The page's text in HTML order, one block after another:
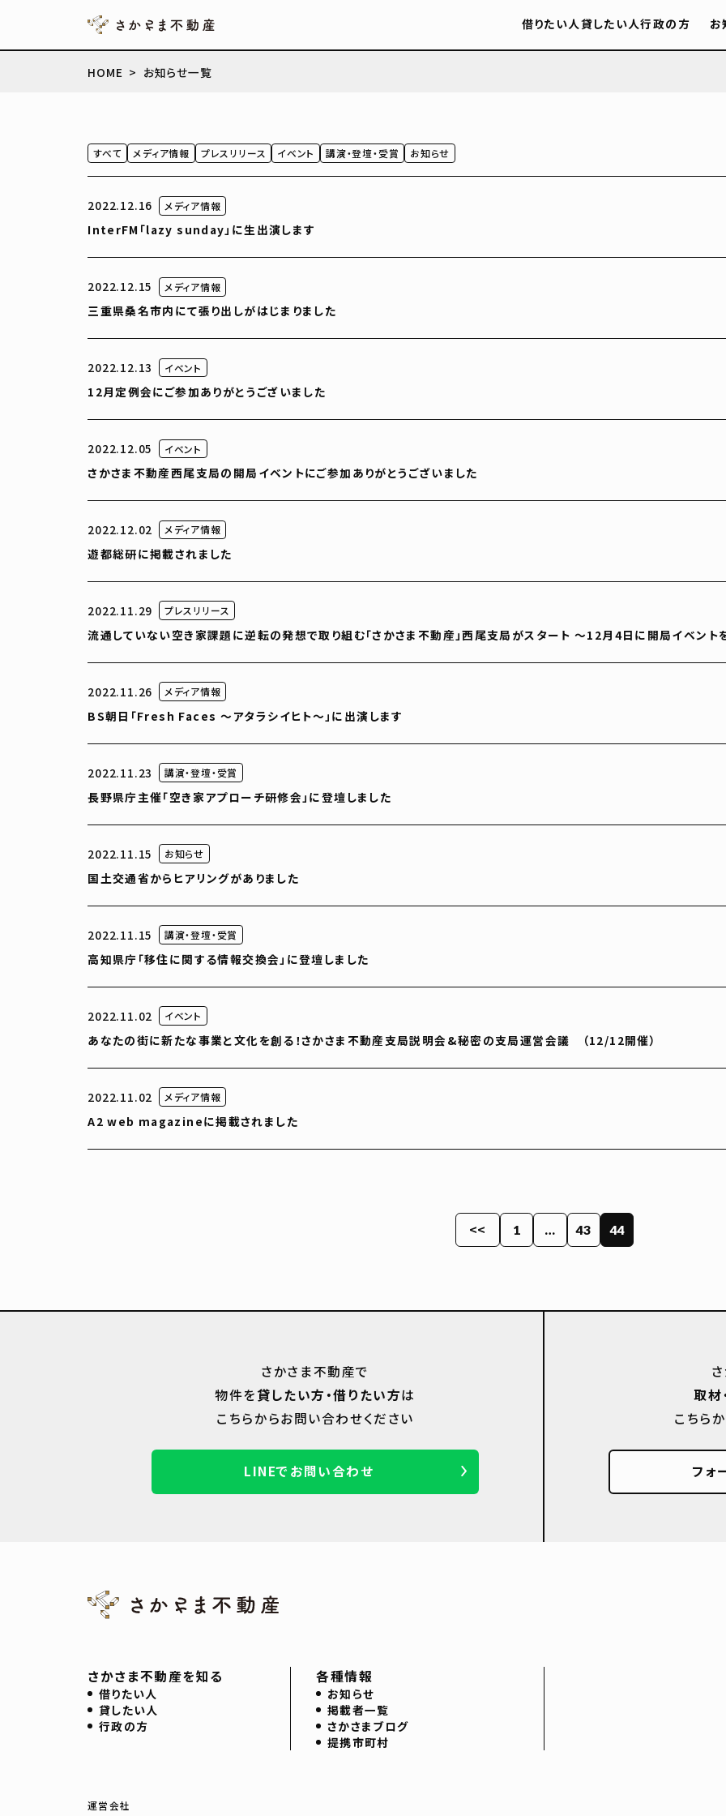
借りたい人貸したい人行政の方 お
HOME お知らせ一覧
すべて メディア情報 プレスリリース イベント 講演・登壇・受賞 お知らせ
2022.12.16 メディア情報
InterFM「lazy sunday」に生出演します
2022.12.15 メディア情報
三重県桑名市内にて張り出しがはじまりました
2022.12.13 イベント
12月定例会にご参加ありがとうございました
2022.12.05 イベント
さかさま不動産西尾支局の開局イベントにご参加ありがとうございました
2022.12.02 メディア情報
遊都総研に掲載されました
2022.11.29 プレスリリース
流通していない空き家課題に逆転の発想で取り組む「さかさま不動産」西尾支局がスタート ～12月4日に開局イベント
2022.11.26 メディア情報
BS朝日「Fresh Faces ～アタラシイヒト～」に出演します
2022.11.23 講演・登壇・受賞
長野県庁主催「空き家アプローチ研修会」に登壇しました
2022.11.15 お知らせ
国土交通省からヒアリングがありました
2022.11.15 講演・登壇・受賞
高知県庁「移住に関する情報交換会」に登壇しました
2022.11.02 イベント
あなたの街に新たな事業と文化を創る！さかさま不動産支局説明会&秘密の支局運営会議 （12/12開催）
2022.11.02 メディア情報
A2 web magazineに掲載されました
<< 1 … 43 44
さかさま不動産で
物件を貸したい方・借りたい方は
こちらからお問い合わせください
LINEでお問い合わせ
取材
こちら
フォ
さかさま不動産を知る
借りたい人
貸したい人
行政の方
各種情報
お知らせ
掲載者一覧
さかさまブログ
提携市町村
運営会社